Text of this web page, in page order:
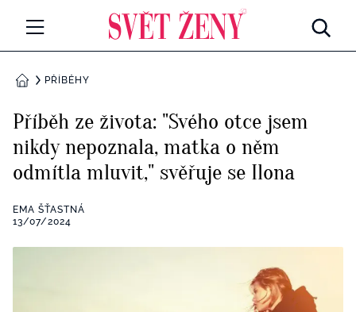
Všechny kategorie
Rozhovory
RETROHUBKY
Všechny kategorie
Seberozvoj
DOMŮPŘÍBĚHY
Příběh ze života: "Svého otce jsem
nikdy nepoznala, matka o něm
odmítla mluvit," svěřuje se Ilona
EMA ŠŤASTNÁ
13/07/2024